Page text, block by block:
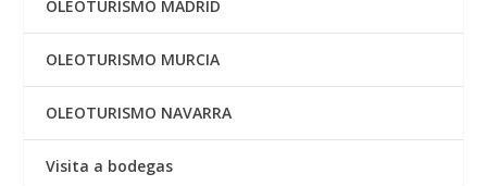
OLEOTURISMO MADRID
OLEOTURISMO MURCIA
OLEOTURISMO NAVARRA
Visita a bodegas